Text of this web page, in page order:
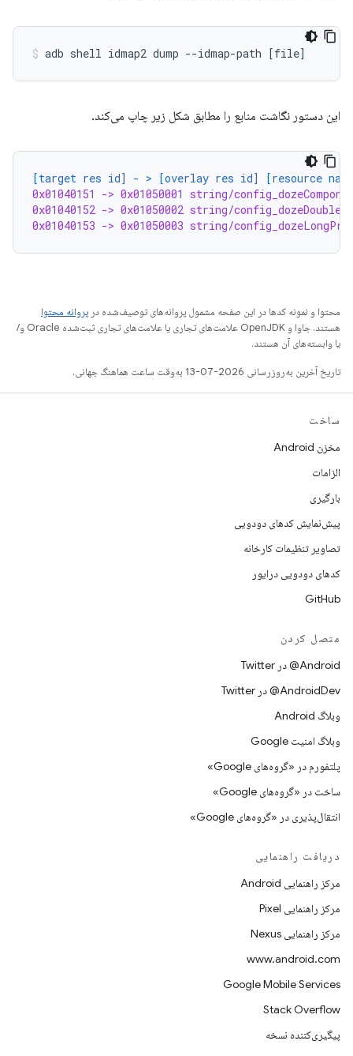
adb shell idmap2 dump --idmap-path [file]
این دستور نگاشت منابع را مطابق شکل زیر چاپ می‌کند.
[target res id] - > [overlay res id] [resource
0x01040151 -> 0x01050001 string/
0x01040152 -> 0x01050002 string/
0x01040153 -> 0x01050003 string/
محتوا و نمونه کدها در این صفحه مشمول پروانه‌های توصیف‌شده در پروانه محتوا
هستند. جاوا و OpenJDK علامت‌های تجاری یا علامت‌های تجاری ثبت‌شده Oracle و/
یا وابسته‌های آن هستند.
تاریخ آخرین به‌روزرسانی 2026-07-13 به‌وقت ساعت هماهنگ جهانی.
ساخت
مخزن Android
الزامات
بارگیری
پیش‌نمایش کدهای دودویی
تصاویر تنظیمات کارخانه
کدهای دودویی درایور
GitHub
متصل کردن
Android@ در Twitter
AndroidDev@ در Twitter
وبلاگ Android
وبلاگ امنیت Google
پلتفورم در «گروه‌های Google»
ساخت در «گروه‌های Google»
انتقال‌پذیری در «گروه‌های Google»
دریافت راهنمایی
مرکز راهنمایی Android
مرکز راهنمایی Pixel
مرکز راهنمایی Nexus
www.android.com
Google Mobile Services
Stack Overflow
پیگیری‌کننده نسخه